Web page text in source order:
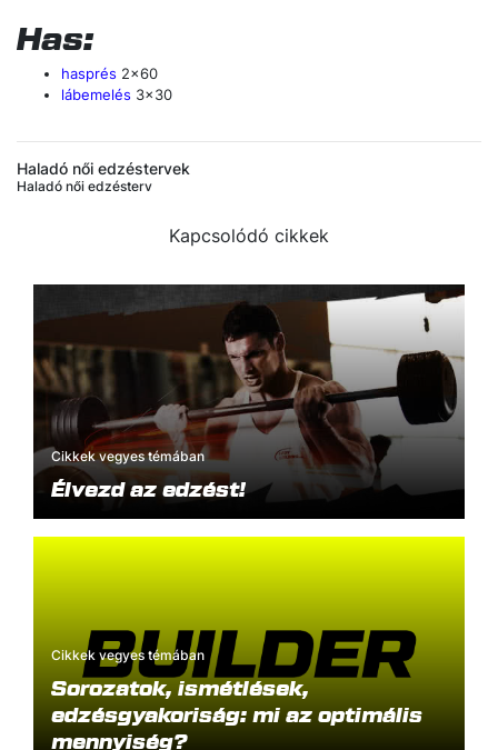
Has:
hasprés 2x60
lábemelés 3x30
Haladó női edzéstervek
Haladó női edzésterv
Kapcsolódó cikkek
Cikkek vegyes témában
Élvezd az edzést!
Cikkek vegyes témában
Sorozatok, ismétlések,
edzésgyakoriság: mi az optimális
mennyiség?